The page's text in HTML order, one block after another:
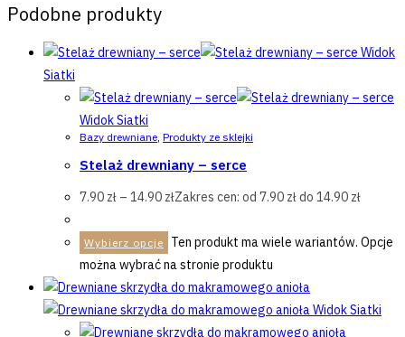
Podobne produkty
Widok
Siatki
Widok Siatki
Bazy drewniane, Produkty ze sklejki
Stelaż drewniany – serce
7.90 zł – 14.90 złZakres cen: od 7.90 zł do 14.90 zł
Wybierz opcje
Ten produkt ma wiele wariantów. Opcje
można wybrać na stronie produktu
Widok Siatki